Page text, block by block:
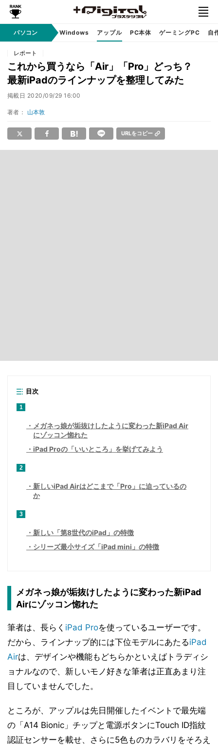
パソコン Windows アップル PC本体 ゲーミングPC 自
レポート
これから買うなら「Air」「Pro」どっち？
最新iPadのラインナップを整理してみた
掲載日 2020/09/29 16:00
著者： 山本敦
URLをコピー
目次
1
メガネっ娘が垢抜けしたように変わった新iPad Air
にゾッコン惚れた
iPad Proの「いいところ」を挙げてみよう
2
新しいiPad Airはどこまで「Pro」に迫っているの
か
3
新しい「第8世代のiPad」の特徴
シリーズ最小サイズ「iPad mini」の特徴
メガネっ娘が垢抜けしたように変わった新iPad
Airにゾッコン惚れた
筆者は、長らく iPad Proを使っているユーザーです。
だから、ラインナップ的には下位モデルにあたるiPad
Airは、デザインや機能もどちらかといえばトラディシ
ョナルなので、新しいモノ好きな筆者は正直あまり注
目していませんでした。
ところが、アップルは先日開催したイベントで最先端
の「A14 Bionic」チップと電源ボタンにTouch ID指紋
認証センサーを載せ、さらに5色ものカラバリをそろえ